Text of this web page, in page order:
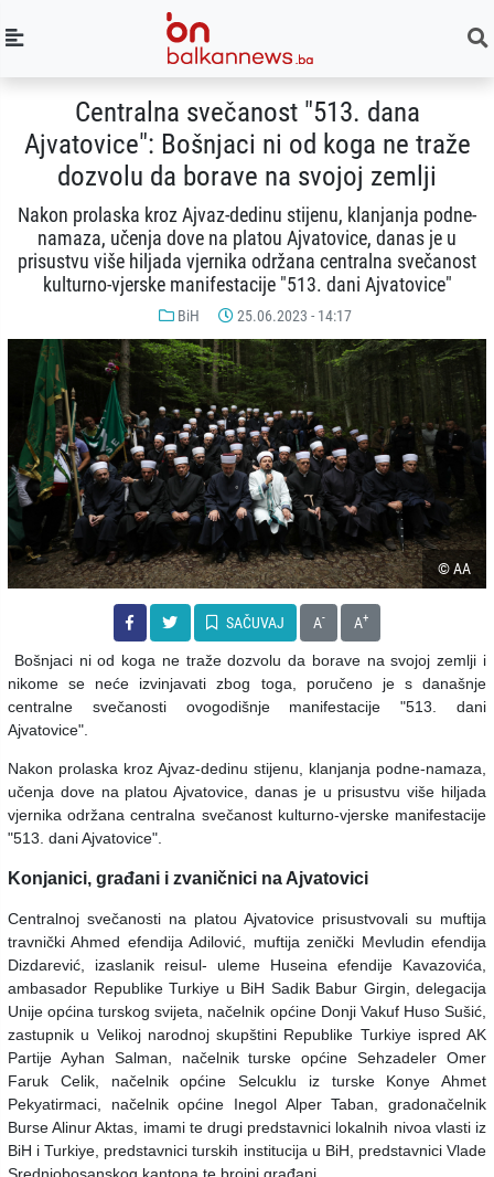
Centralna svečanost "513. dana
Ajvatovice": Bošnjaci ni od koga ne traže
dozvolu da borave na svojoj zemlji
Nakon prolaska kroz Ajvaz-dedinu stijenu, klanjanja podne-
namaza, učenja dove na platou Ajvatovice, danas je u
prisustvu više hiljada vjernika održana centralna svečanost
kulturno-vjerske manifestacije "513. dani Ajvatovice"
BiH 25.06.2023 - 14:17
© AA
SAČUVAJ A- A+
Bošnjaci ni od koga ne traže dozvolu da borave na svojoj zemlji i
nikome se neće izvinjavati zbog toga, poručeno je s današnje
centralne svečanosti ovogodišnje manifestacije "513. dani
Ajvatovice".
Nakon prolaska kroz Ajvaz-dedinu stijenu, klanjanja podne-namaza,
učenja dove na platou Ajvatovice, danas je u prisustvu više hiljada
vjernika održana centralna svečanost kulturno-vjerske manifestacije
"513. dani Ajvatovice".
Konjanici, građani i zvaničnici na Ajvatovici
Centralnoj svečanosti na platou Ajvatovice prisustvovali su muftija
travnički Ahmed efendija Adilović, muftija zenički Mevludin efendija
Dizdarević, izaslanik reisul- uleme Huseina efendije Kavazovića,
ambasador Republike Turkiye u BiH Sadik Babur Girgin, delegacija
Unije općina turskog svijeta, načelnik općine Donji Vakuf Huso Sušić,
zastupnik u Velikoj narodnoj skupštini Republike Turkiye ispred AK
Partije Ayhan Salman, načelnik turske općine Sehzadeler Omer
Faruk Celik, načelnik općine Selcuklu iz turske Konye Ahmet
Pekyatirmaci, načelnik općine Inegol Alper Taban, gradonačelnik
Burse Alinur Aktas, imami te drugi predstavnici lokalnih nivoa vlasti iz
BiH i Turkiye, predstavnici turskih institucija u BiH, predstavnici Vlade